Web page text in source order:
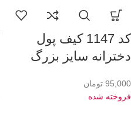
کد 1147 کیف پول
دخترانه سایز بزرگ
95,000 تومان
فروخته شده